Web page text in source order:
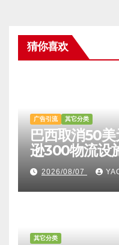
猜你喜欢
广告引流 其它分类
巴西取消50
逊300物流设
2026/08/07
其它分类